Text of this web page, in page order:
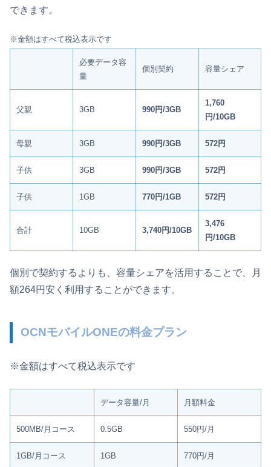
できます。
※金額はすべて税込表示です
必要データ容
量
個別契約 容量シェア
父親 3GB 990円/3GB
1,760
円/10GB
母親 3GB 990円/3GB 572円
子供 3GB 990円/3GB 572円
子供 1GB 770円/1GB 572円
合計 10GB 3,740円/10GB
3,476
円/10GB
個別で契約するよりも、容量シェアを活用することで、月
額264円安く利用することができます。
OCNモバイルONEの料金プラン
※金額はすべて税込表示です
データ容量/月 月額料金
500MB/月コース 0.5GB 550円/月
1GB/月コース 1GB 770円/月